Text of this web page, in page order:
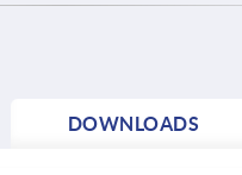
DOWNLOADS